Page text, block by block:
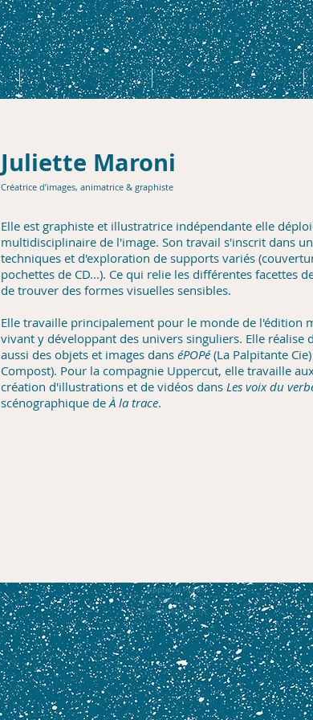
Créations Transmission
Juliette Maroni
Créatrice d’images, animatrice & graphiste
Elle est graphiste et illustratrice indépendante elle
multidisciplinaire de l'image. Son travail s'inscrit dans
techniques et d'exploration de supports variés
pochettes de CD...). Ce qui relie les différentes facettes
de trouver des formes visuelles sensibles.
Elle travaille principalement pour le monde de l'édition
vivant y développant des univers singuliers. Elle
aussi des objets et images dans éPOPé(La Palpitante
Compost). Pour la compagnie Uppercut, elle travaille
création d'illustrations et de vidéos dans Les voix du
scénographique deÀ la trace.
Upprecut Prod
4 rue Félix Le Dantec
22000 SAINT BRIEUC